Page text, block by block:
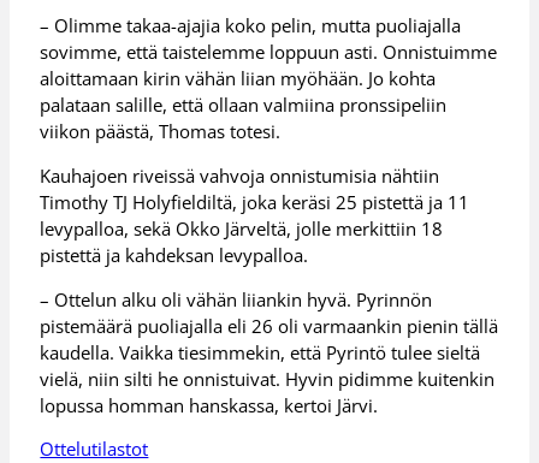
– Olimme takaa-ajajia koko pelin, mutta puoliajalla
sovimme, että taistelemme loppuun asti. Onnistuimme
aloittamaan kirin vähän liian myöhään. Jo kohta
palataan salille, että ollaan valmiina pronssipeliin
viikon päästä, Thomas totesi.
Kauhajoen riveissä vahvoja onnistumisia nähtiin
Timothy TJ Holyfieldiltä, joka keräsi 25 pistettä ja 11
levypalloa, sekä Okko Järveltä, jolle merkittiin 18
pistettä ja kahdeksan levypalloa.
– Ottelun alku oli vähän liiankin hyvä. Pyrinnön
pistemäärä puoliajalla eli 26 oli varmaankin pienin tällä
kaudella. Vaikka tiesimmekin, että Pyrintö tulee sieltä
vielä, niin silti he onnistuivat. Hyvin pidimme kuitenkin
lopussa homman hanskassa, kertoi Järvi.
Ottelutilastot